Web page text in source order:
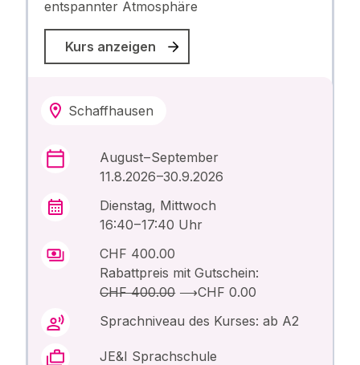
entspannter Atmosphäre
Kurs anzeigen
Schaffhausen
August – September
11.8.2026 –30.9.2026
Dienstag, Mittwoch
16:40 – 17:40 Uhr
CHF 400.00
Rabattpreis mit Gutschein:
CHF 400.00⟶CHF 0.00
Sprachniveau des Kurses: ab A2
JE&I Sprachschule